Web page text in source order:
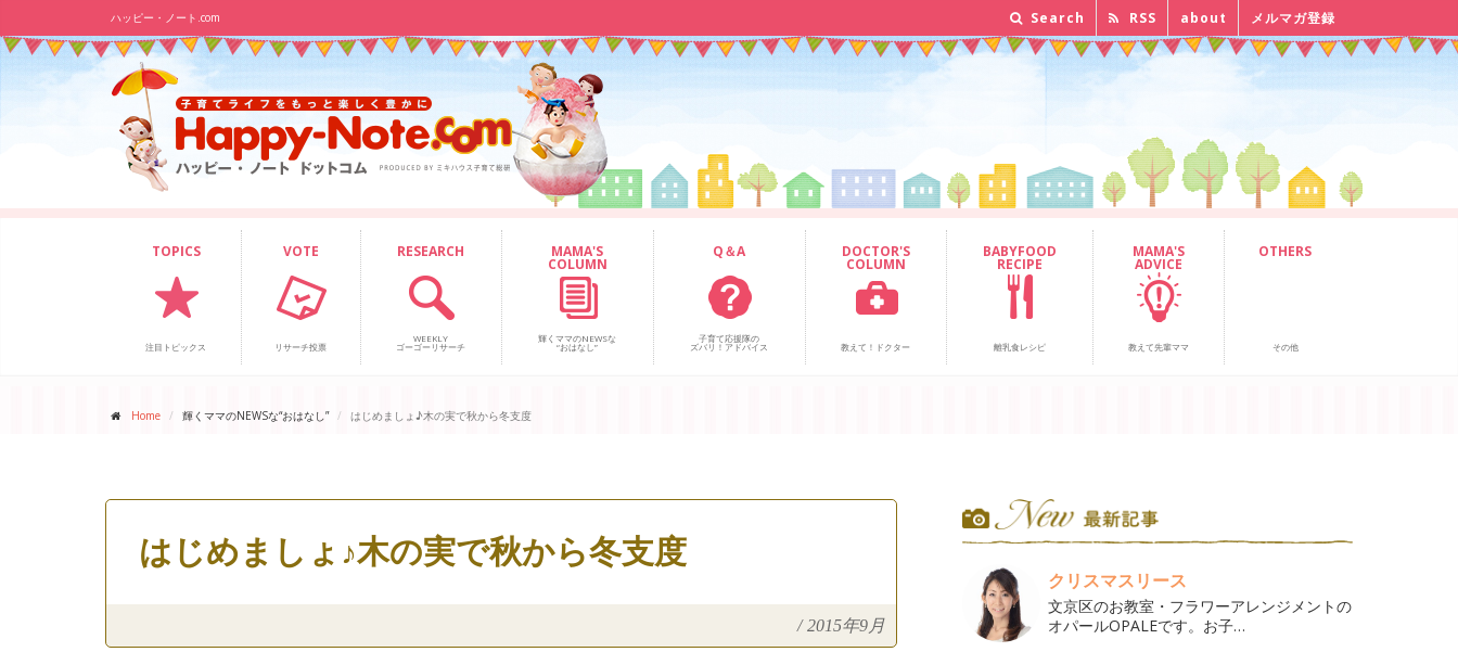
ハッピー・ノート.com Search RSS about メルマガ登録
TOPICS
注目トピックス
VOTE
リサーチ投票
RESEARCH
WEEKLY
ゴーゴーリサーチ
MAMA'S
COLUMN
輝くママのNEWSな
“おはなし”
Q＆A
子育て応援隊の
ズバリ！アドバイス
DOCTOR'S
COLUMN
教えて！ドクター
BABYFOOD
RECIPE
離乳食レシピ
MAMA'S
ADVICE
教えて先輩ママ
OTHERS
その他
Home 輝くママのNEWSな“おはなし” はじめましょ♪木の実で秋から冬支度
はじめましょ♪木の実で秋から冬支度
/ 2015年9月
クリスマスリース
文京区のお教室・フラワーアレンジメントの
オパールOPALEです。お子…